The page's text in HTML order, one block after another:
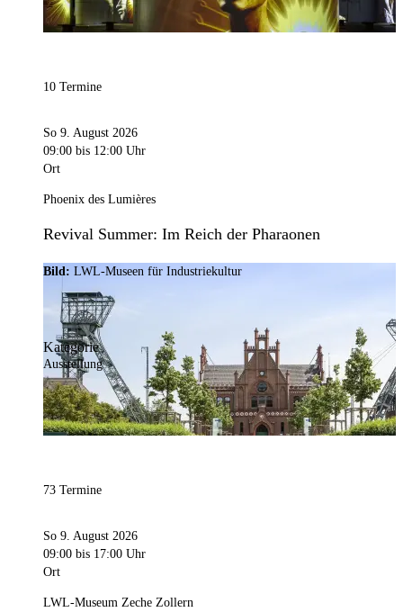
10 Termine
So 9. August 2026
09:00 bis 12:00 Uhr
Ort
Phoenix des Lumières
Revival Summer: Im Reich der Pharaonen
Bild: LWL-Museen für Industriekultur
Kategorie
Ausstellung
73 Termine
So 9. August 2026
09:00 bis 17:00 Uhr
Ort
LWL-Museum Zeche Zollern